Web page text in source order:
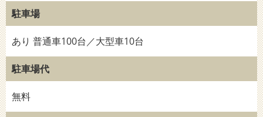
駐車場
あり 普通車100台／大型車10台
駐車場代
無料